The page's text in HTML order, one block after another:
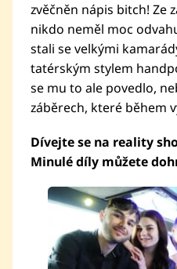
zvěčněn nápis bitch! Ze
nikdo neměl moc
stali se velkými
tatérským stylem
se mu to ale povedlo,
záběrech, které během
Dívejte se na reality
Minulé díly můžete